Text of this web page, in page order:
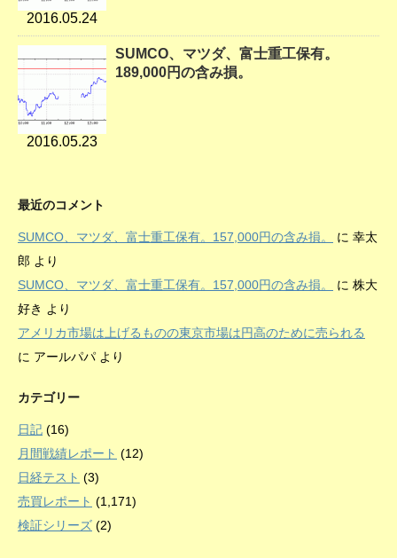
2016.05.24
2016.05.23
SUMCO、マツダ、富士重工保有。
189,000円の含み損。
最近のコメント
SUMCO、マツダ、富士重工保有。157,000円の含み損。 に 幸太
郎 より
SUMCO、マツダ、富士重工保有。157,000円の含み損。
に 株大
好き より
アメリカ市場は上げるものの東京市場は円高のために売られる
に アールパパ より
カテゴリー
日記 (16)
月間戦績レポート (12)
日経テスト (3)
売買レポート (1,171)
検証シリーズ (2)